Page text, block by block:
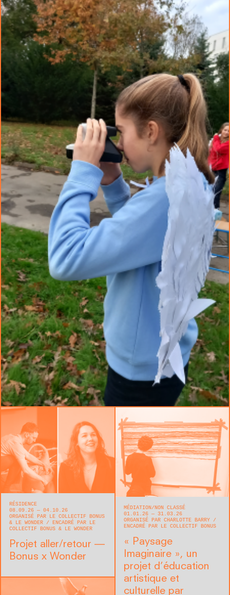
RÉSIDENCE
08.09.26 — 04.10.26
ORGANISÉ PAR LE COLLECTIF BONUS
& LE WONDER
ENCADRÉ PAR LE
COLLECTIF BONUS & LE WONDER
Projet aller/retour —
Bonus x Wonder
MÉDIATION
NON CLASSÉ
01.01.26 — 31.03.26
ORGANISÉ PAR CHARLOTTE BARRY
ENCADRÉ PAR LE COLLECTIF BONUS
« Paysage
Imaginaire », un
projet d’éducation
artistique et
culturelle par